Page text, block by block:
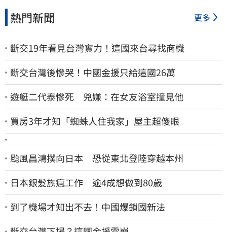
熱門新聞 更多
斷交19年看見台灣實力！這國來台尋找商機
斷交台灣後慘哭！中國金援只給這國26萬
遊艇二代泰慘死 兇嫌：在女友浴室撞見他
買房3年才知「蜘蛛人住我家」屋主超傻眼
颱風昌鴻撲向日本 恐從東北登陸穿越本州
日本銀髮族瘋工作 逾4成想做到80歲
到了機場才知出不去！中國爆鎖國新法